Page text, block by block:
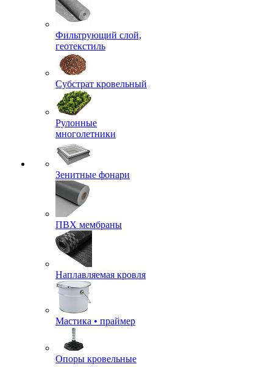
Фильтрующий слой,
геотекстиль
Субстрат кровельный
Рулонные
многолетники
Зенитные фонари
ПВХ мембраны
Наплавляемая кровля
Мастика • праймер
Опоры кровельные